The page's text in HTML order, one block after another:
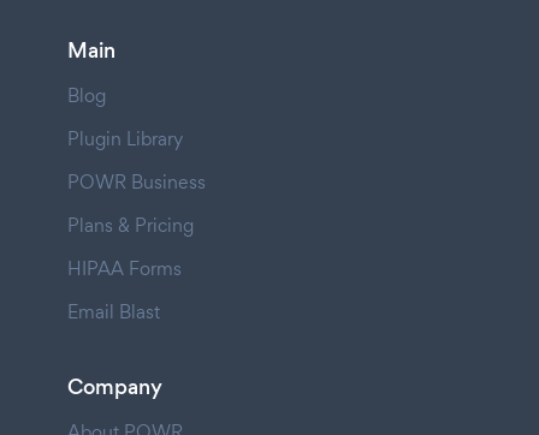
Main
Blog
Plugin Library
POWR Business
Plans & Pricing
HIPAA Forms
Email Blast
Company